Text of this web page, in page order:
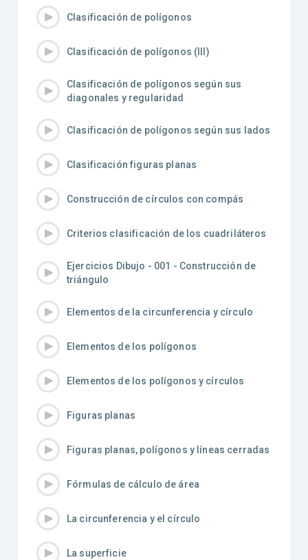
Clasificación de polígonos
Clasificación de polígonos (III)
Clasificación de polígonos según sus
diagonales y regularidad
Clasificación de polígonos según sus lados
Clasificación figuras planas
Construcción de círculos con compás
Criterios clasificación de los cuadriláteros
Ejercicios Dibujo - 001 - Construcción de
triángulo
Elementos de la circunferencia y círculo
Elementos de los polígonos
Elementos de los polígonos y círculos
Figuras planas
Figuras planas, polígonos y líneas cerradas
Fórmulas de cálculo de área
La circunferencia y el círculo
La superficie